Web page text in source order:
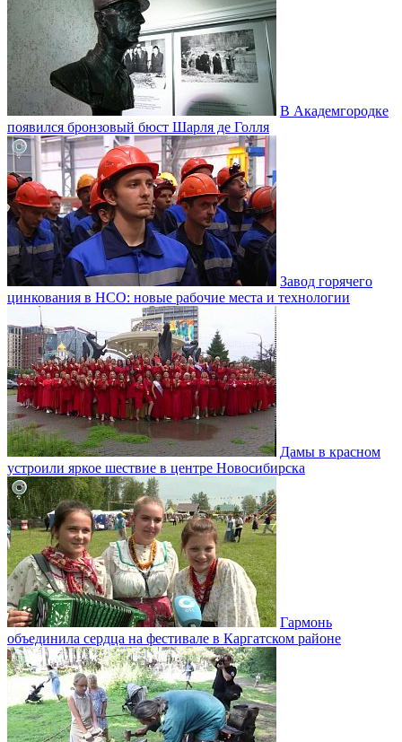
В Академгородке
появился бронзовый бюст Шарля де Голля
Завод горячего
цинкования в НСО: новые рабочие места и технологии
Дамы в красном
устроили яркое шествие в центре Новосибирска
Гармонь
объединила сердца на фестивале в Каргатском районе